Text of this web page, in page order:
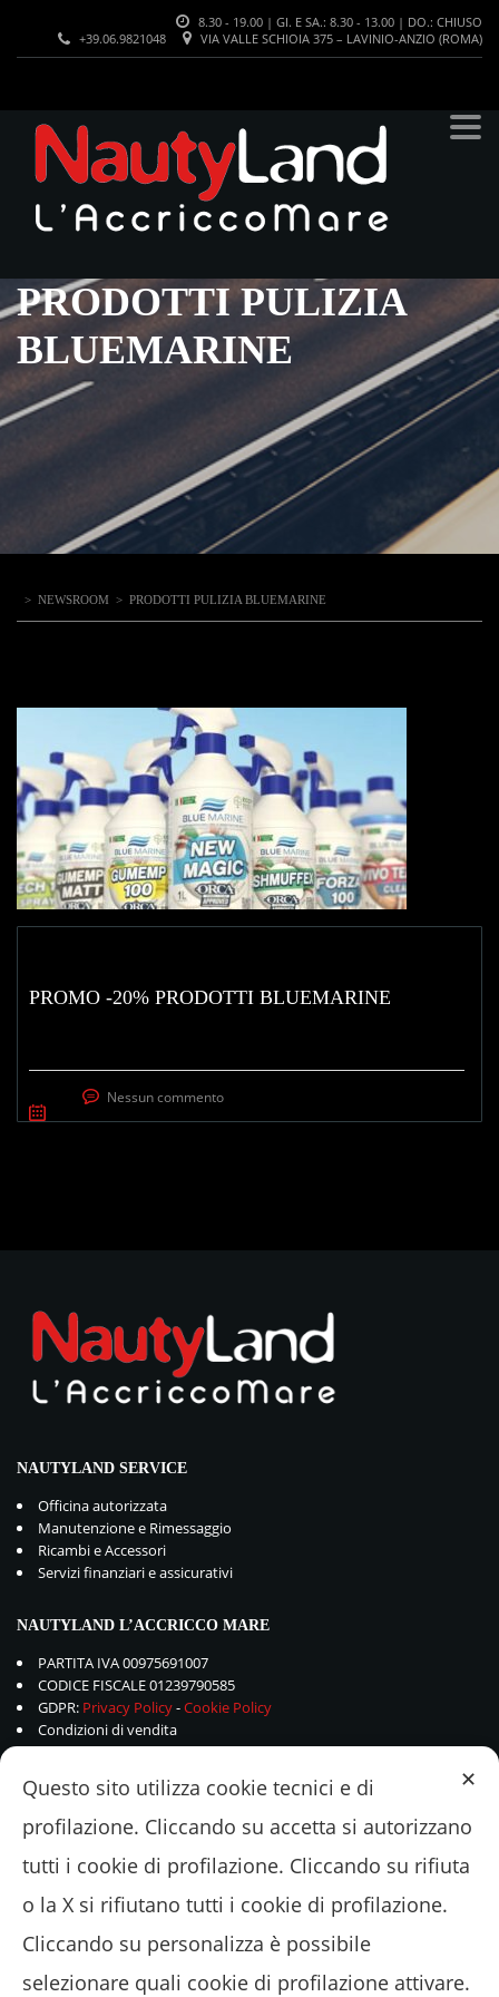
8.30 - 19.00 | GI. E SA.: 8.30 - 13.00 | DO.: CHIUSO
VIA VALLE SCHIOIA 375 – LAVINIO-ANZIO (ROMA)
+39.06.9821048
PRODOTTI PULIZIA
BLUEMARINE
> NEWSROOM > PRODOTTI PULIZIA BLUEMARINE
PROMO -20% PRODOTTI BLUEMARINE
Nessun commento
NAUTYLAND SERVICE
Officina autorizzata
Manutenzione e Rimessaggio
Ricambi e Accessori
Servizi finanziari e assicurativi
NAUTYLAND L’ACCRICCO MARE
PARTITA IVA 00975691007
CODICE FISCALE 01239790585
GDPR: Privacy Policy-Cookie Policy
Condizioni di vendita
✕
Questo sito utilizza cookie tecnici e di
profilazione. Cliccando su accetta si autorizzano
tutti i cookie di profilazione. Cliccando su rifiuta
o la X si rifiutano tutti i cookie di profilazione.
Cliccando su personalizza è possibile
selezionare quali cookie di profilazione attivare.